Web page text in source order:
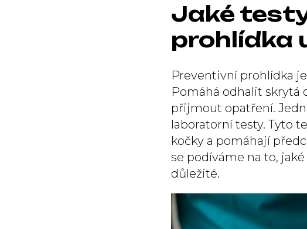
Jaké
prohlídka
Preventivní prohlídka
Pomáhá odhalit skrytá
přijmout opatření.
laboratorní testy. Tyto
kočky a pomáhají
se podíváme na to,
důležité.